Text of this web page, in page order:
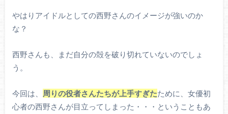
やはりアイドルとしての西野さんのイメージが強いのか
な？
西野さんも、まだ自分の殻を破り切れていないのでしょ
う。
今回は、 周りの役者さんたちが上手すぎたために、女優初
心者の西野さんが目立ってしまった・・・ということもあ